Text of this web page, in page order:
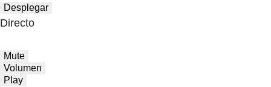
Desplegar
Directo
Mute
Volumen
Play